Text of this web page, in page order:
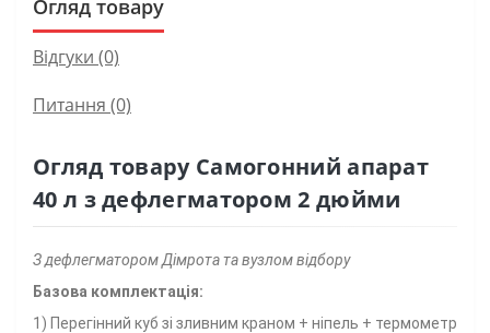
Огляд товару
Відгуки (0)
Питання (0)
Огляд товару Самогонний апарат
40 л з дефлегматором 2 дюйми
З дефлегматором Дімрота та вузлом відбору
Базова комплектація:
1) Перегінний куб зі зливним краном + ніпель + термометр